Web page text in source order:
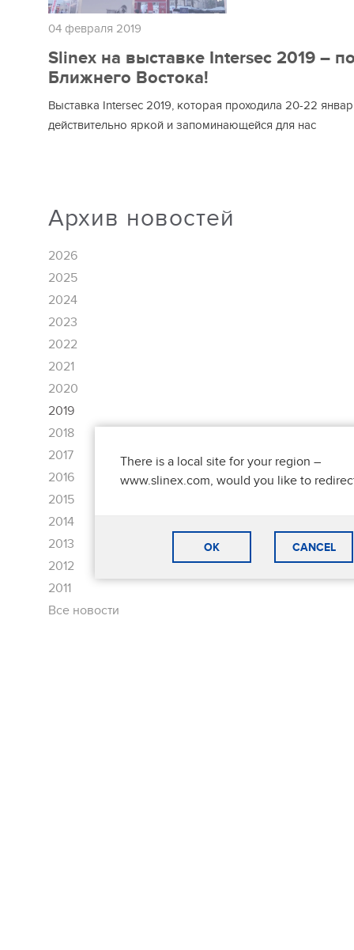
04 февраля 2019
Slinex на выставке Intersec 2019 –
Ближнего Востока!
Выставка Intersec 2019, которая проходила 20-22
действительно яркой и запоминающейся для нас
Архив новостей
2026
2025
2024
2023
2022
2021
2020
2019
2018
2017
2016
2015
2014
2013
2012
2011
Все новости
There is a local site for your region –
www.slinex.com, would you like to
OK CANCEL